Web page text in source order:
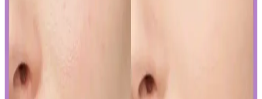
Yapay Zeka ile Kozmetik Sektöründe Yenilikler ve
Sunduğu Faydalar